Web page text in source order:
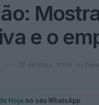
e o
22 de Maio, 2026 in
Hoje no seu WhatsApp